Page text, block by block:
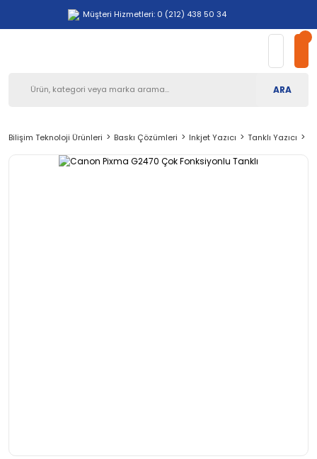
Müşteri Hizmetleri: 0 (212) 438 50 34
ARA
Bilişim Teknoloji Ürünleri Baskı Çözümleri Inkjet Yazıcı Tanklı Yazıcı